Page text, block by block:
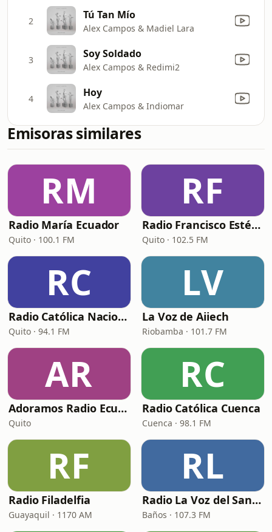
2 Tú Tan Mío
Alex Campos & Madiel Lara
3 Soy Soldado
Alex Campos & Redimi2
4 Hoy
Alex Campos & Indiomar
Emisoras similares
RM
Radio María Ecuador
Quito · 100.1 FM
RF
Radio Francisco Estéreo
Quito · 102.5 FM
RC
Radio Católica Nacional (RCN Católica)
Quito · 94.1 FM
LV
La Voz de Aiiech
Riobamba · 101.7 FM
AR
Adoramos Radio Ecuador
Quito
RC
Radio Católica Cuenca
Cuenca · 98.1 FM
RF
Radio Filadelfia
Guayaquil · 1170 AM
RL
Radio La Voz del Santuario
Baños · 107.3 FM